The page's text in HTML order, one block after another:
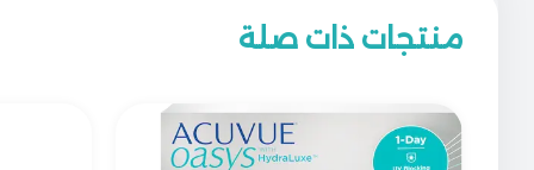
منتجات ذات صلة